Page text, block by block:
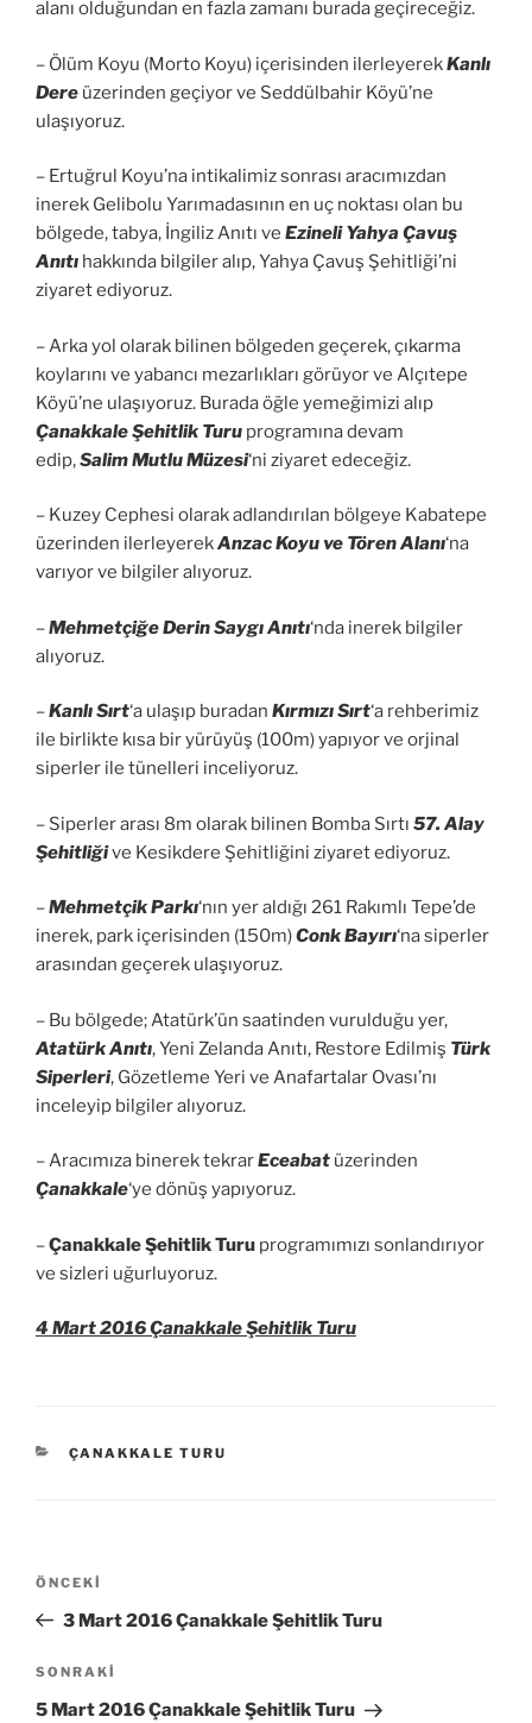
alanı olduğundan en fazla zamanı burada geçireceğiz.
– Ölüm Koyu (Morto Koyu) içerisinden ilerleyerekKanlı
Dere üzerinden geçiyor ve Seddülbahir Köyü’ne
ulaşıyoruz.
– Ertuğrul Koyu’na intikalimiz sonrası aracımızdan
inerek Gelibolu Yarımadasının en uç noktası olan bu
bölgede, tabya, İngiliz Anıtı ve Ezineli Yahya Çavuş
Anıtı hakkında bilgiler alıp, Yahya Çavuş Şehitliği’ni
ziyaret ediyoruz.
– Arka yol olarak bilinen bölgeden geçerek, çıkarma
koylarını ve yabancı mezarlıkları görüyor ve Alçıtepe
Köyü’ne ulaşıyoruz. Burada öğle yemeğimizi alıp
Çanakkale Şehitlik Turu programına devam
edip,Salim Mutlu Müzesi‘ni ziyaret edeceğiz.
– Kuzey Cephesi olarak adlandırılan bölgeye Kabatepe
üzerinden ilerleyerekAnzac Koyu ve Tören Alanı‘na
varıyor ve bilgiler alıyoruz.
–Mehmetçiğe Derin Saygı Anıtı‘nda inerek bilgiler
alıyoruz.
–Kanlı Sırt‘a ulaşıp buradan Kırmızı Sırt‘a rehberimiz
ile birlikte kısa bir yürüyüş (100m) yapıyor ve orjinal
siperler ile tünelleri inceliyoruz.
– Siperler arası 8m olarak bilinen Bomba Sırtı 57. Alay
Şehitliğive Kesikdere Şehitliğini ziyaret ediyoruz.
–Mehmetçik Parkı‘nın yer aldığı 261 Rakımlı Tepe’de
inerek, park içerisinden (150m)Conk Bayırı‘na siperler
arasından geçerek ulaşıyoruz.
– Bu bölgede; Atatürk’ün saatinden vurulduğu yer,
Atatürk Anıtı, Yeni Zelanda Anıtı, Restore Edilmiş Türk
Siperleri, Gözetleme Yeri ve Anafartalar Ovası’nı
inceleyip bilgiler alıyoruz.
– Aracımıza binerek tekrarEceabat üzerinden
Çanakkale‘ye dönüş yapıyoruz.
–Çanakkale Şehitlik Turu programımızı sonlandırıyor
ve sizleri uğurluyoruz.
4 Mart 2016 Çanakkale Şehitlik Turu
KATEGORILER
ÇANAKKALE TURU
Yazı
Önceki
Yazı
ÖNCEKI
3 Mart 2016 Çanakkale Şehitlik Turu
Sonraki
Yazı
SONRAKI
5 Mart 2016 Çanakkale Şehitlik Turu